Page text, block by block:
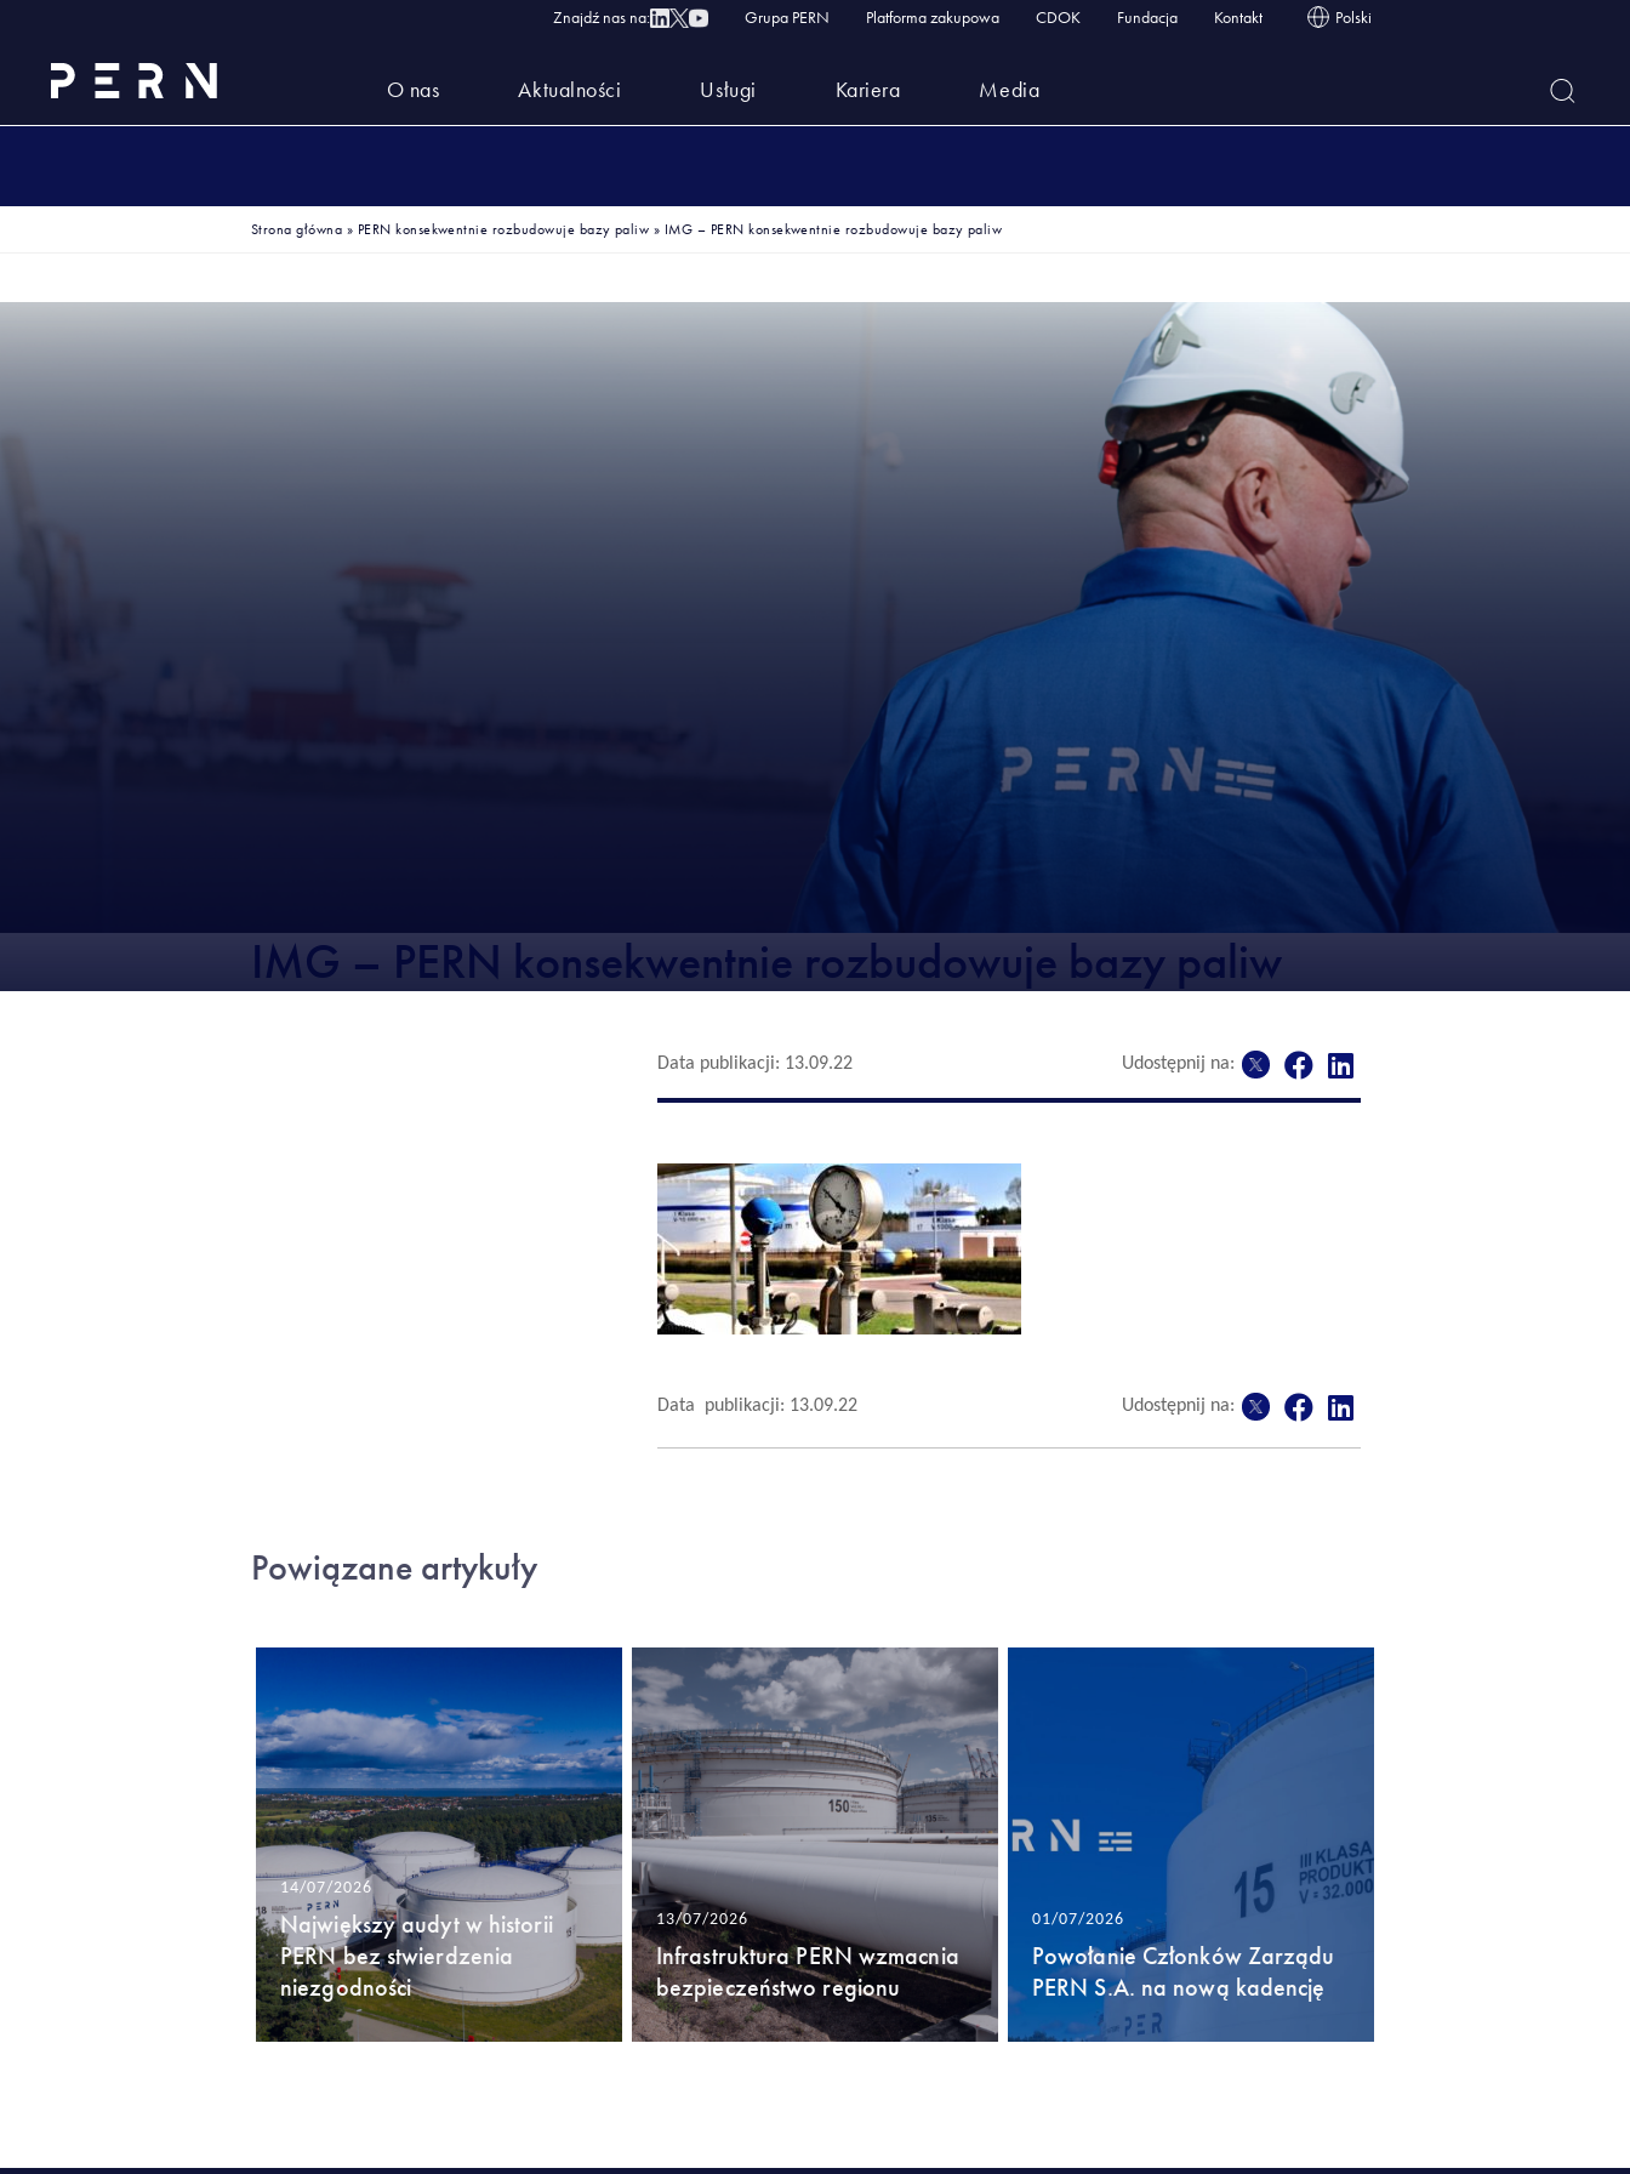
Znajdź nas na: Grupa PERN Platforma zakupowa CDOK Fundacja Kontakt Polski
O nas Aktualności Usługi Kariera Media
Strona główna » PERN konsekwentnie rozbudowuje bazy paliw » IMG – PERN konsekwentnie rozbudowuje bazy paliw
IMG – PERN konsekwentnie rozbudowuje bazy paliw
Data publikacji: 13.09.22 Udostępnij na:
Data publikacji: 13.09.22 Udostępnij na:
Powiązane artykuły
14/07/2026
Największy audyt w historii
PERN bez stwierdzenia
niezgodności
13/07/2026
Infrastruktura PERN wzmacnia
bezpieczeństwo regionu
01/07/2026
Powołanie Członków Zarządu
PERN S.A. na nową kadencję